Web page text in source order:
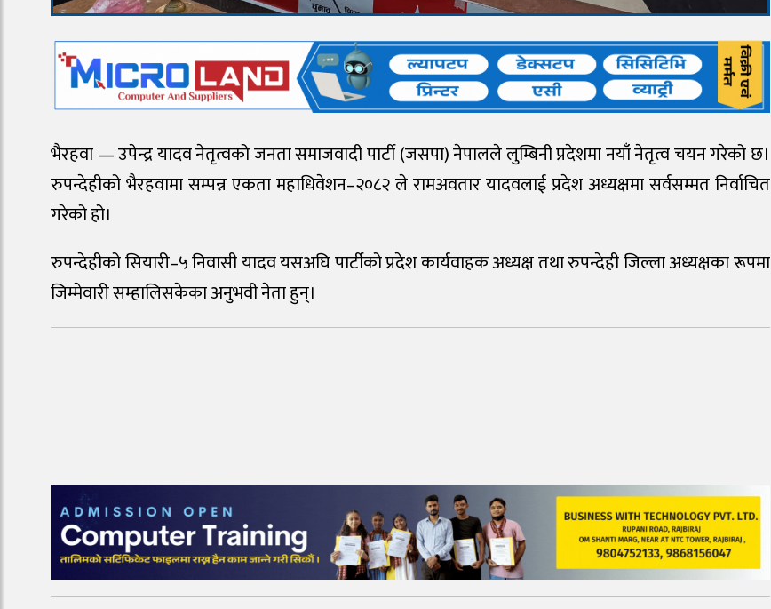
भैरहवा — उपेन्द्र यादव नेतृत्वको जनता समाजवादी पार्टी (जसपा) नेपालले लुम्बिनी प्रदेशमा नयाँ नेतृत्व चयन गरेको छ।
रुपन्देहीको भैरहवामा सम्पन्न एकता महाधिवेशन–२०८२ ले रामअवतार यादवलाई प्रदेश अध्यक्षमा सर्वसम्मत निर्वाचित
गरेको हो।
रुपन्देहीको सियारी–५ निवासी यादव यसअघि पार्टीको प्रदेश कार्यवाहक अध्यक्ष तथा रुपन्देही जिल्ला अध्यक्षका रूपमा
जिम्मेवारी सम्हालिसकेका अनुभवी नेता हुन्।